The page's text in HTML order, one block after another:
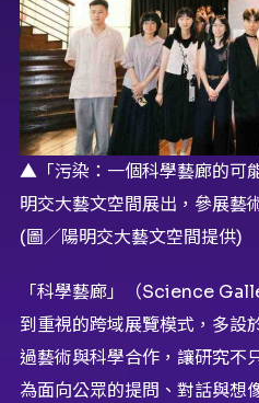
▲「污染：一個科學藝廊的可
明交大藝文空間展出，參展藝
(圖／陽明交大藝文空間提供)
「科學藝廊」（Science
到重視的跨域展覽模式，多設
過藝術與科學合作，讓研究不
為面向公眾的提問、對話與想